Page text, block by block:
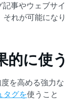
記事やウェブサイ
れが可能になり
的に使う
を高める強力な
タグを使うこと